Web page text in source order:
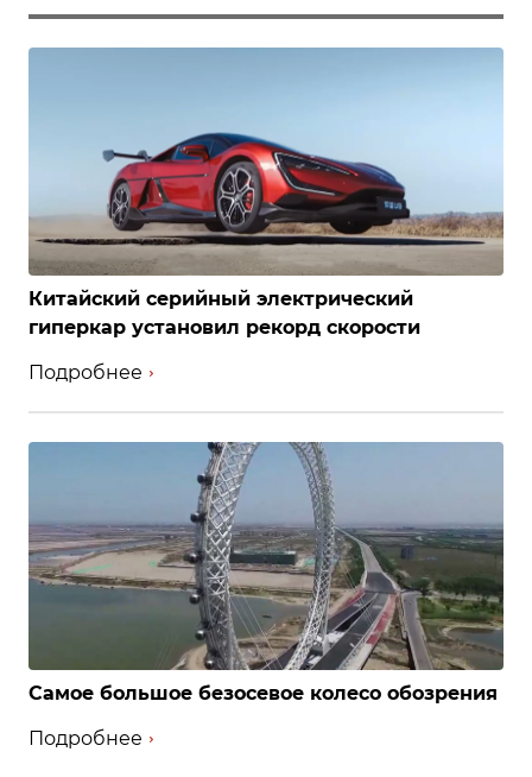
Китайский серийный электрический
гиперкар установил рекорд скорости
Подробнее
Самое большое безосевое колесо обозрения
Подробнее